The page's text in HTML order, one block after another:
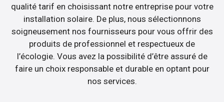
qualité tarif en choisissant notre entreprise pour votre
installation solaire. De plus, nous sélectionnons
soigneusement nos fournisseurs pour vous offrir des
produits de professionnel et respectueux de
l’écologie. Vous avez la possibilité d’être assuré de
faire un choix responsable et durable en optant pour
nos services.